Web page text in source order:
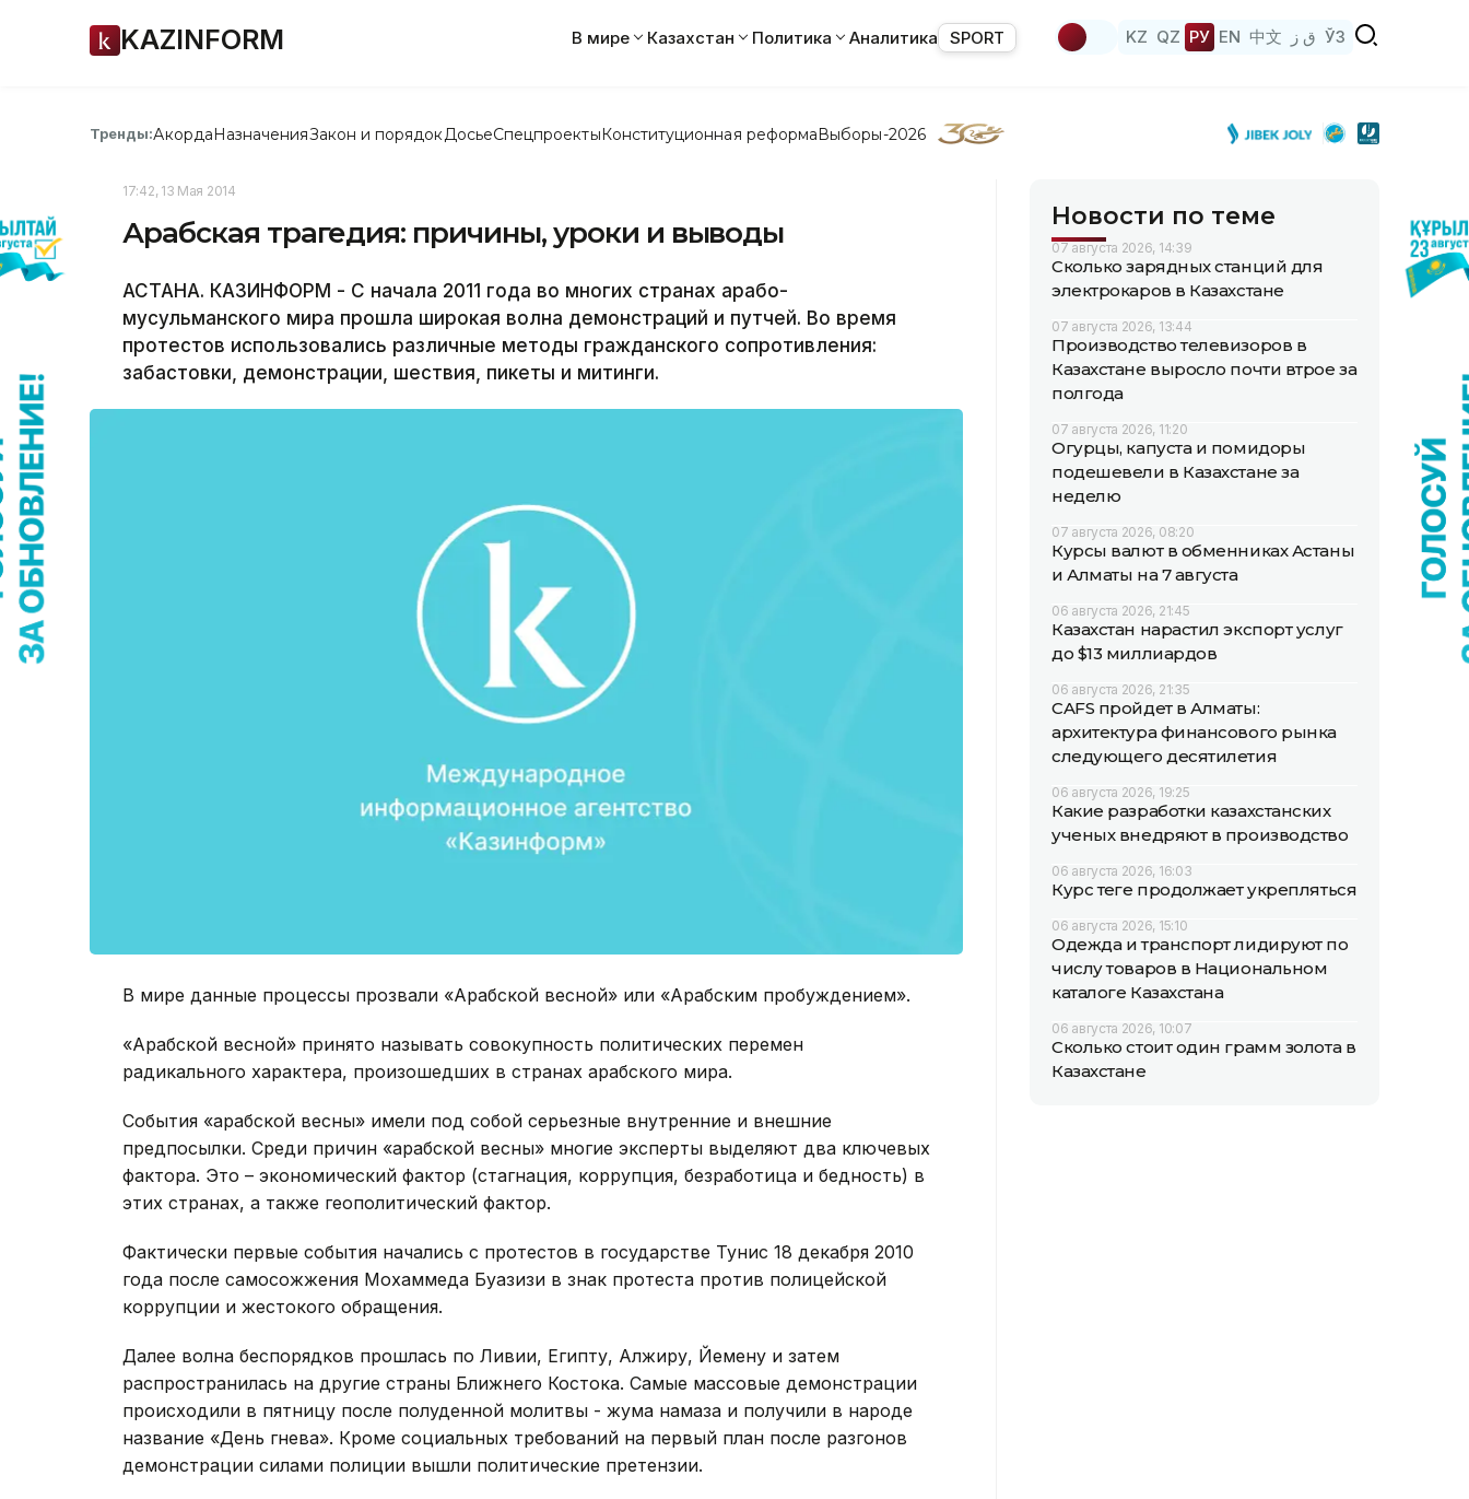
KAZINFORM В мире Казахстан Политика Аналитика SPORT KZ QZ РУ EN 中文 ق ز ЎЗ
Тренды:АкордаНазначенияЗакон и порядок ДосьеСпецпроектыКонституционная реформаВыборы-2026
17:42, 13 Мая 2014
Арабская трагедия: причины, уроки и выводы
АСТАНА. КАЗИНФОРМ - С начала 2011 года во многих странах арабо-
мусульманского мира прошла широкая волна демонстраций и путчей. Во время
протестов использовались различные методы гражданского сопротивления:
забастовки, демонстрации, шествия, пикеты и митинги.
В мире данные процессы прозвали «Арабской весной» или «Арабским пробуждением».
«Арабской весной» принято называть совокупность политических перемен
радикального характера, произошедших в странах арабского мира.
События «арабской весны» имели под собой серьезные внутренние и внешние
предпосылки. Среди причин «арабской весны» многие эксперты выделяют два ключевых
фактора. Это – экономический фактор (стагнация, коррупция, безработица и бедность) в
этих странах, а также геополитический фактор.
Фактически первые события начались с протестов в государстве Тунис 18 декабря 2010
года после самосожжения Мохаммеда Буазизи в знак протеста против полицейской
коррупции и жестокого обращения.
Далее волна беспорядков прошлась по Ливии, Египту, Алжиру, Йемену и затем
распространилась на другие страны Ближнего Костока. Самые массовые демонстрации
происходили в пятницу после полуденной молитвы - жума намаза и получили в народе
название «День гнева». Кроме социальных требований на первый план после разгонов
демонстрации силами полиции вышли политические претензии.
Новости по теме
07 августа 2026, 14:39
Сколько зарядных станций для
электрокаров в Казахстане
07 августа 2026, 13:44
Производство телевизоров в
Казахстане выросло почти втрое за
полгода
07 августа 2026, 11:20
Огурцы, капуста и помидоры
подешевели в Казахстане за
неделю
07 августа 2026, 08:20
Курсы валют в обменниках Астаны
и Алматы на 7 августа
06 августа 2026, 21:45
Казахстан нарастил экспорт услуг
до $13 миллиардов
06 августа 2026, 21:35
CAFS пройдет в Алматы:
архитектура финансового рынка
следующего десятилетия
06 августа 2026, 19:25
Какие разработки казахстанских
ученых внедряют в производство
06 августа 2026, 16:03
Курс теңге продолжает укрепляться
06 августа 2026, 15:10
Одежда и транспорт лидируют по
числу товаров в Национальном
каталоге Казахстана
06 августа 2026, 10:07
Сколько стоит один грамм золота в
Казахстане